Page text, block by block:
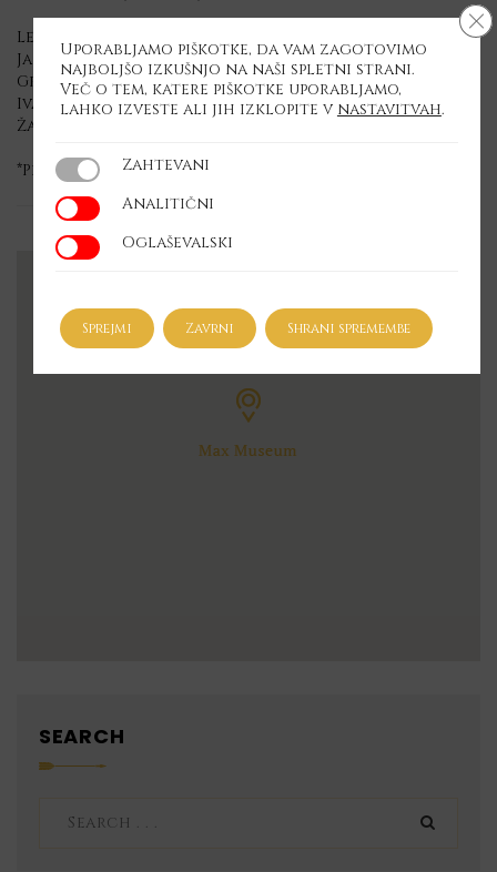
Lenart Krečič – sax
Jani Moder – kitara
Gregor Ftičar – klavir
Ivar Roban Križič – bas
Žan Tetičkovič – bobni
*Pridržujemo si pravico do spremembe programa
SEARCH
Uporabljamo piškotke, da vam zagotovimo
najboljšo izkušnjo na naši spletni strani.
Več o tem, katere piškotke uporabljamo,
lahko izveste ali jih izklopite v nastavitvah.
ZahtevaniZahtevani
AnalitičniAnalitični
OglaševalskiOglaševalski
Sprejmi Zavrni Shrani spremembe